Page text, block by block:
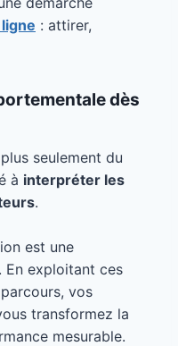
: attirer,
dès
seulement du
à interpréter les
.
est une
En exploitant ces
vos
transformez la
mesurable.